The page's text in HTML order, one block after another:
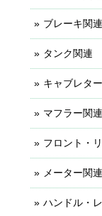
ブレーキ関連
タンク関連
キャブレタ
マフラー関連
フロント・
メーター関連
ハンドル・